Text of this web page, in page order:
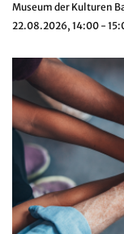
Museum der Kulturen
22.08.2026, 14:00 -